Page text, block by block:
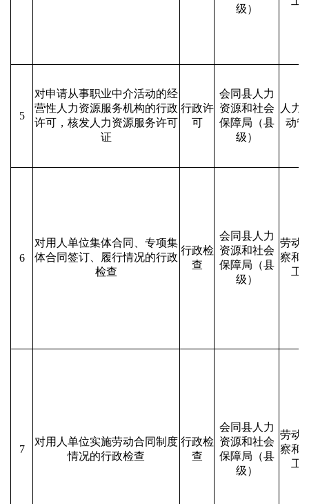
级）
5
对申请从事职业中介活动的经
营性人力资源服务机构的行政
许可，核发人力资源服务许可
证
行政许
可
会同县人力
资源和社会
保障局（县
级）
人力
动
6
对用人单位集体合同、专项集
体合同签订、履行情况的行政
检查
行政检
查
会同县人力
资源和社会
保障局（县
级）
劳动
察和
工
7
对用人单位实施劳动合同制度
情况的行政检查
行政检
查
会同县人力
资源和社会
保障局（县
级）
劳动
察和
工